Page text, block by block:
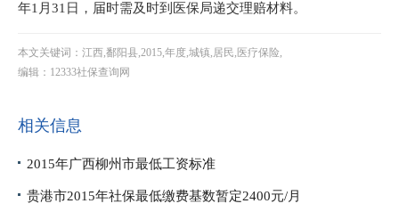
年1月31日，届时需及时到医保局递交理赔材料。
本文关键词：江西,鄱阳县,2015,年度,城镇,居民,医疗保险,
编辑：12333社保查询网
相关信息
2015年广西柳州市最低工资标准
贵港市2015年社保最低缴费基数暂定2400元/月